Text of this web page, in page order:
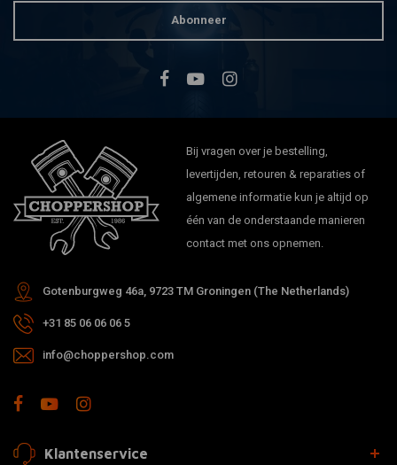
Abonneer
Bij vragen over je bestelling,
levertijden, retouren & reparaties of
algemene informatie kun je altijd op
één van de onderstaande manieren
contact met ons opnemen.
Gotenburgweg 46a, 9723 TM Groningen (The Netherlands)
+31 85 06 06 06 5
info@choppershop.com
Klantenservice